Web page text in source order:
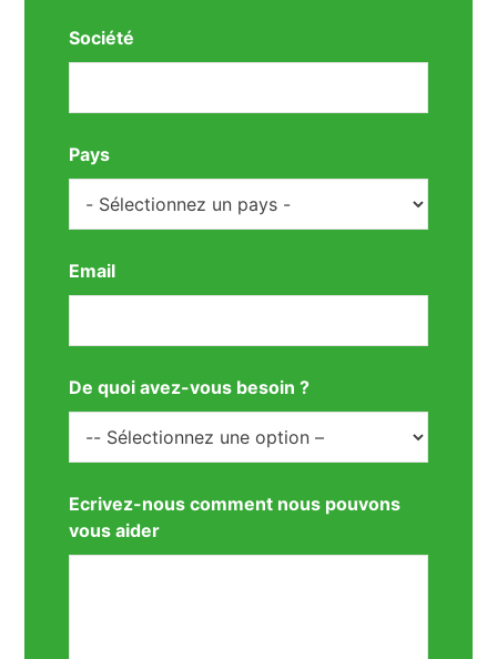
Société
Pays
Email
De quoi avez-vous besoin ?
Ecrivez-nous comment nous pouvons
vous aider